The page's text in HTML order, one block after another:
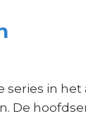
series in
De